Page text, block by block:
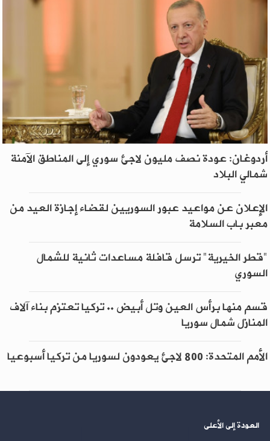
أردوغان: عودة نصف مليون لاجئ سوري إلى المناطق الآمنة
شمالي البلاد
الإعلان عن مواعيد عبور السوريين لقضاء إجازة العيد من
معبر باب السلامة
"قطر الخيرية" ترسل قافلة مساعدات ثانية للشمال
السوري
قسم منها برأس العين وتل أبيض .. تركيا تعتزم بناء آلاف
المنازل شمال سوريا
الأمم المتحدة: 800 لاجئ يعودون لسوريا من تركيا أسبوعيا
العودة إلى الأعلى